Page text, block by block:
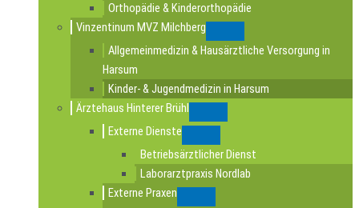
Orthopädie & Kinderorthopädie
Vinzentinum MVZ Milchberg
Allgemeinmedizin & Hausärztliche Versorgung in
Harsum
Kinder- & Jugendmedizin in Harsum
Ärztehaus Hinterer Brühl
Externe Dienste
Betriebsärztlicher Dienst
Laborarztpraxis Nordlab
Externe Praxen